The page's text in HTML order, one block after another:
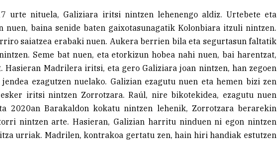
urte nituela, Galiziara iritsi nintzen lehenengo aldiz. Urtebete eta
nuen, baina senide baten gaixotasunagatik Kolonbiara itzuli nintzen.
saiatzea erabaki nuen. Aukera berrien bila eta segurtasun faltatik
Seme bat nuen, eta etorkizun hobea nahi nuen, bai harentzat,
Hasieran Madrilera iritsi, eta gero Galiziara joan nintzen, han zegoen
ezagutzen nuelako. Galizian ezagutu nuen eta hemen bizi zen
iritsi nintzen Zorrotzara. Raúl, nire bikotekidea, ezagutu nuen
2020an Barakaldon kokatu nintzen lehenik, Zorrotzara berarekin
nintzen arte. Hasieran, Galizian harritu ninduen ni egon nintzen
urriak. Madrilen, kontrakoa gertatu zen, hain hiri handiak estutzen